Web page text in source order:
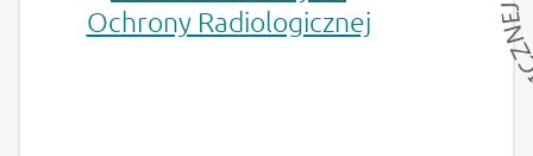
Ochrony Radiologicznej